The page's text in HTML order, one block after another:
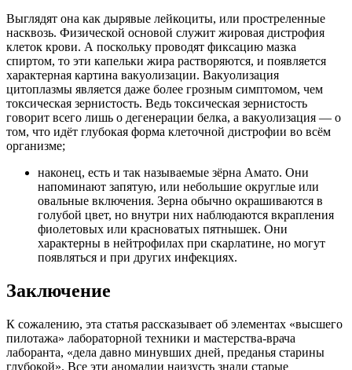
Выглядят она как дырявые лейкоциты, или простреленные
насквозь. Физической основой служит жировая дистрофия
клеток крови. А поскольку проводят фиксацию мазка
спиртом, то эти капельки жира растворяются, и появляется
характерная картина вакуолизации. Вакуолизация
цитоплазмы является даже более грозным симптомом, чем
токсическая зернистость. Ведь токсическая зернистость
говорит всего лишь о дегенерации белка, а вакуолизация — о
том, что идёт глубокая форма клеточной дистрофии во всём
организме;
наконец, есть и так называемые зёрна Амато. Они
напоминают запятую, или небольшие округлые или
овальные включения. Зерна обычно окрашиваются в
голубой цвет, но внутри них наблюдаются вкрапления
фиолетовых или красноватых пятнышек. Они
характерны в нейтрофилах при скарлатине, но могут
появляться и при других инфекциях.
Заключение
К сожалению, эта статья рассказывает об элементах «высшего
пилотажа» лабораторной техники и мастерства-врача
лаборанта, «дела давно минувших дней, преданья старины
глубокой». Все эти аномалии наизусть знали старые